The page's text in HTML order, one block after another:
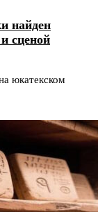
найден
сценой
юкатекском